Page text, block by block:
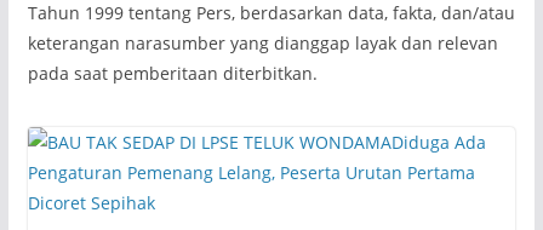
Tahun 1999 tentang Pers, berdasarkan data, fakta, dan/atau
keterangan narasumber yang dianggap layak dan relevan
pada saat pemberitaan diterbitkan.